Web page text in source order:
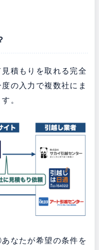
積もりを取れる完全
の入力で複数社にま
。
なたが希望の条件を